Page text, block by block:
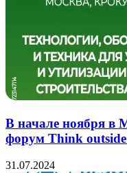
В начале ноября в
форум Think
31.07.2024